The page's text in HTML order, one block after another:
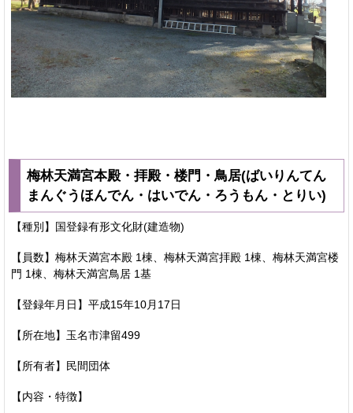
梅林天満宮本殿・拝殿・楼門・鳥居(ばいりんてん
まんぐうほんでん・はいでん・ろうもん・とりい)
【種別】国登録有形文化財(建造物)
【員数】梅林天満宮本殿 1棟、梅林天満宮拝殿 1棟、梅林天満宮楼
門 1棟、梅林天満宮鳥居 1基
【登録年月日】平成15年10月17日
【所在地】玉名市津留499
【所有者】民間団体
【内容・特徴】